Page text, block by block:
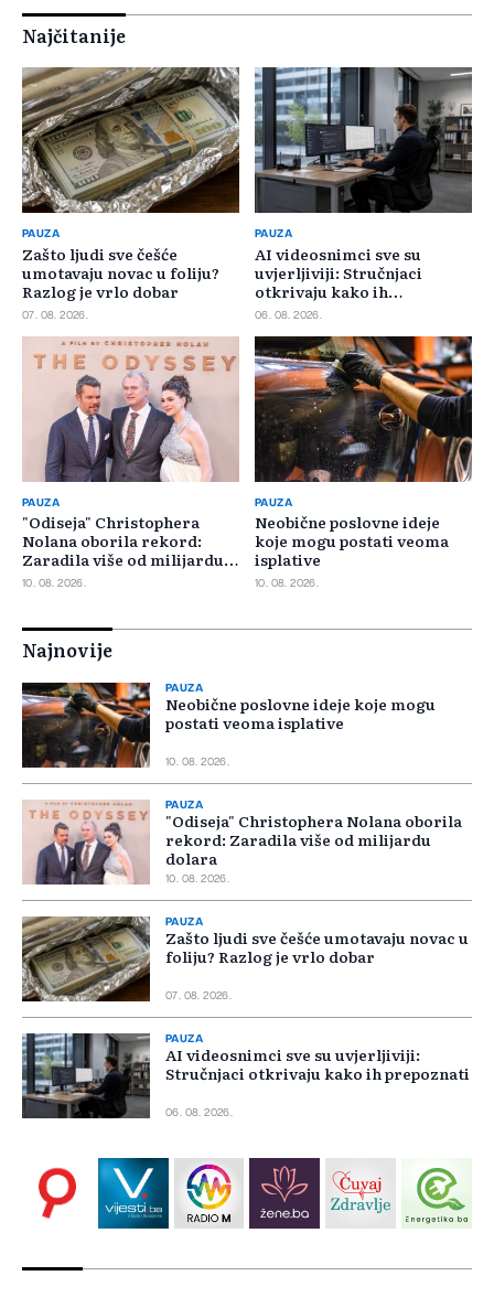
Najčitanije
PAUZA
Zašto ljudi sve češće
umotavaju novac u foliju?
Razlog je vrlo dobar
07. 08. 2026.
PAUZA
AI videosnimci sve su
uvjerljiviji: Stručnjaci
otkrivaju kako ih
prepoznati
06. 08. 2026.
PAUZA
"Odiseja" Christophera
Nolana oborila rekord:
Zaradila više od milijardu
dolara
10. 08. 2026.
PAUZA
Neobične poslovne ideje
koje mogu postati veoma
isplative
10. 08. 2026.
Najnovije
PAUZA
Neobične poslovne ideje koje mogu
postati veoma isplative
10. 08. 2026.
PAUZA
"Odiseja" Christophera Nolana oborila
rekord: Zaradila više od milijardu
dolara
10. 08. 2026.
PAUZA
Zašto ljudi sve češće umotavaju novac u
foliju? Razlog je vrlo dobar
07. 08. 2026.
PAUZA
AI videosnimci sve su uvjerljiviji:
Stručnjaci otkrivaju kako ih prepoznati
06. 08. 2026.